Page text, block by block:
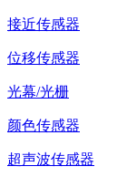
接近传感器
位移传感器
光幕/光栅
颜色传感器
超声波传感器